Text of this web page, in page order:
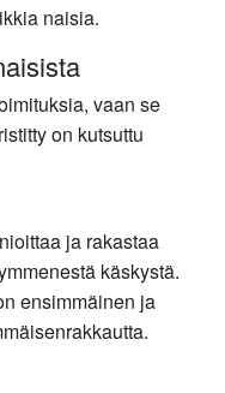
naisia.
vaan se
on kutsuttu
ja rakastaa
käskystä.
ensimmäinen ja